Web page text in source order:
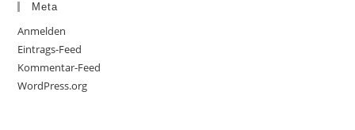
Meta
Anmelden
Eintrags-Feed
Kommentar-Feed
WordPress.org